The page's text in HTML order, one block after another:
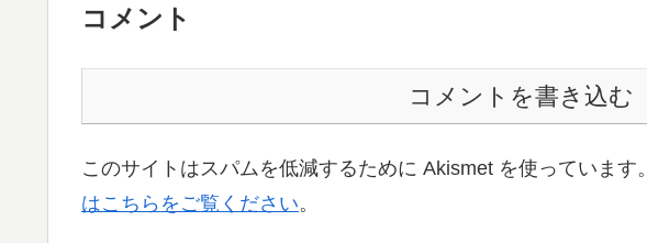
コメント
コメントを書き込む
このサイトはスパムを低減するために Akismet を使っています。
はこちらをご覧ください。